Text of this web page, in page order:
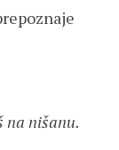
na nišanu.